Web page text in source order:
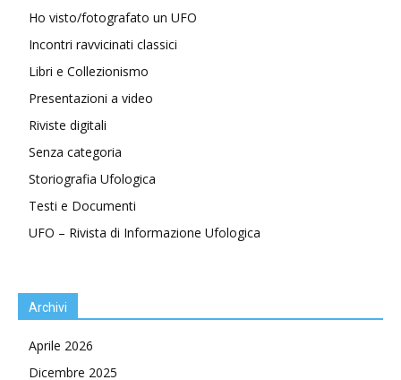
Ho visto/fotografato un UFO
Incontri ravvicinati classici
Libri e Collezionismo
Presentazioni a video
Riviste digitali
Senza categoria
Storiografia Ufologica
Testi e Documenti
UFO – Rivista di Informazione Ufologica
Archivi
Aprile 2026
Dicembre 2025